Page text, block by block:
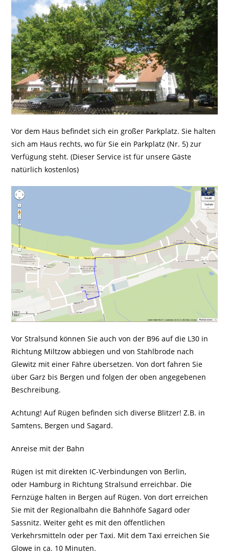
Vor dem Haus befindet sich ein großer Parkplatz. Sie halten
sich am Haus rechts, wo für Sie ein Parkplatz (Nr. 5) zur
Verfügung steht. (Dieser Service ist für unsere Gäste
natürlich kostenlos)
Vor Stralsund können Sie auch von der B96 auf die L30 in
Richtung Miltzow abbiegen und von Stahlbrode nach
Glewitz mit einer Fähre übersetzen. Von dort fahren Sie
über Garz bis Bergen und folgen der oben angegebenen
Beschreibung.
Achtung! Auf Rügen befinden sich diverse Blitzer! Z.B. in
Samtens, Bergen und Sagard.
Anreise mit der Bahn
Rügen ist mit direkten IC-Verbindungen von Berlin,
oder Hamburg in Richtung Stralsund erreichbar. Die
Fernzüge halten in Bergen auf Rügen. Von dort erreichen
Sie mit der Regionalbahn die Bahnhöfe Sagard oder
Sassnitz. Weiter geht es mit den öffentlichen
Verkehrsmitteln oder per Taxi. Mit dem Taxi erreichen Sie
Glowe in ca. 10 Minuten.